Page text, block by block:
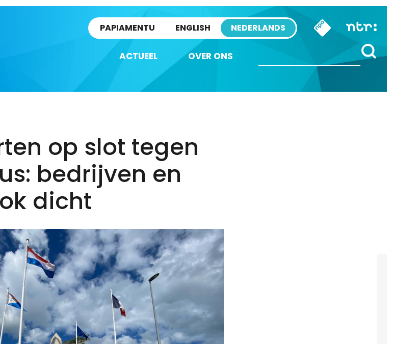
PAPIAMENTU ENGLISH NEDERLANDS
ACTUEEL OVER ONS
op slot tegen
bedrijven en
dicht